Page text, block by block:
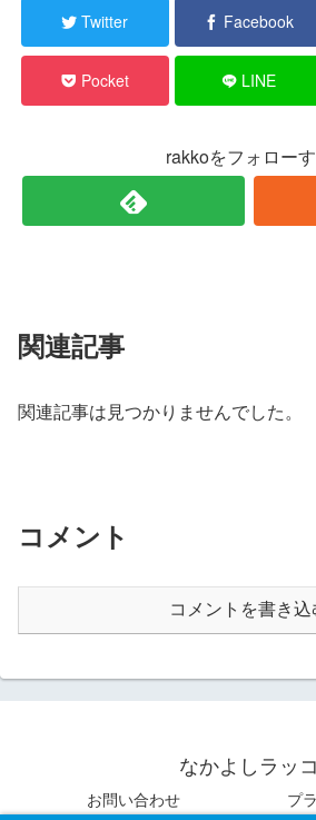
Twitter Facebook
Pocket LINE
rakkoをフォロー
関連記事
関連記事は見つかりませんでした。
コメント
コメントを書き込
なかよしラッコ
お問い合わせ プ